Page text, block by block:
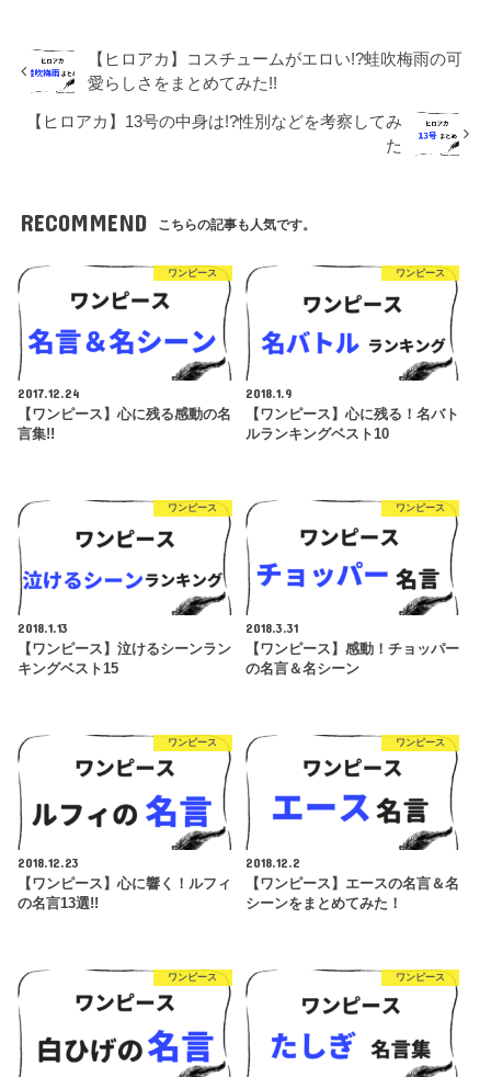
【ヒロアカ】コスチュームがエロい!?蛙吹梅雨の可
愛らしさをまとめてみた!!
【ヒロアカ】13号の中身は!?性別などを考察してみ
た
RECOMMEND こちらの記事も人気です。
ワンピース
2017.12.24
【ワンピース】心に残る感動の名
言集!!
ワンピース
2018.1.9
【ワンピース】心に残る！名バト
ルランキングベスト10
ワンピース
2018.1.13
【ワンピース】泣けるシーンラン
キングベスト15
ワンピース
2018.3.31
【ワンピース】感動！チョッパー
の名言＆名シーン
ワンピース
2018.12.23
【ワンピース】心に響く！ルフィ
の名言13選!!
ワンピース
2018.12.2
【ワンピース】エースの名言＆名
シーンをまとめてみた！
ワンピース ワンピース